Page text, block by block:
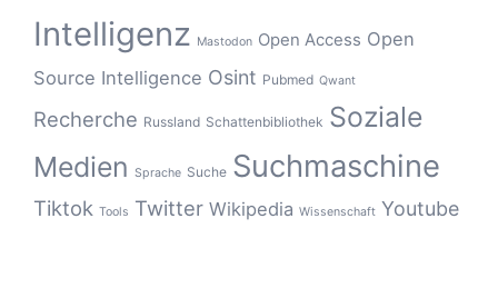
Intelligenz Mastodon Open Access Open
Source Intelligence Osint Pubmed Qwant
Recherche Russland Schattenbibliothek Soziale
Medien Sprache Suche Suchmaschine
Tiktok Tools Twitter Wikipedia Wissenschaft Youtube